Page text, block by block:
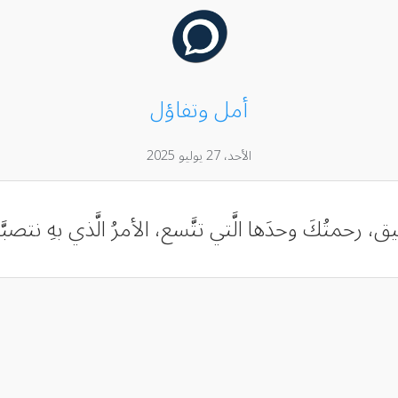
أمل وتفاؤل
الأحد، 27 يوليو 2025
رحمتُكَ وحدَها الَّتي تتَّسع، الأمرُ الَّذي بهِ